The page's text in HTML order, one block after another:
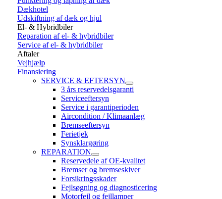
Dækhotel
Udskiftning af dæk og hjul
El- & Hybridbiler
Reparation af el- & hybridbiler
Service af el- & hybridbiler
Aftaler
Vejhjælp
Finansiering
SERVICE & EFTERSYN
3 års reservedelsgaranti
Serviceeftersyn
Service i garantiperioden
Aircondition / Klimaanlæg
Bremseeftersyn
Ferietjek
Synsklargøring
REPARATION
Reservedele af OE-kvalitet
Bremser og bremseskiver
Forsikringsskader
Fejlsøgning og diagnosticering
Motorfejl og fejllamper